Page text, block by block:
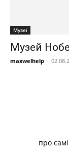
Музеї
Музей
maxwelhelp -
про